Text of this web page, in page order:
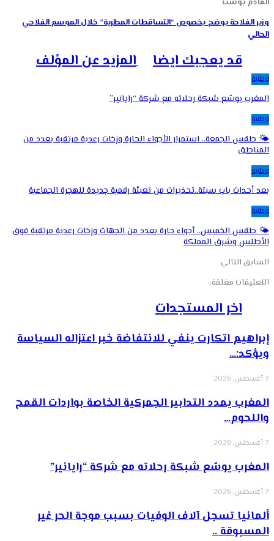
وزير الفلاحة يوضح بخصوص “التساقطات المطرية” خلال الموسم الفلاحي
الحالي
قد يعجبك ايضا المزيد عن المؤلف
وطنية
المغرب يوسّع شبكة رحلاته مع شركة “رايانير”
وطنية
🌤️ طقس الجمعة.. استمرار الأجواء الحارة وزخات رعدية مرتقبة بعدد من
المناطق
وطنية
بعد أحداث باب سبتة..تحذيرات من تعبئة رقمية جديدة للهجرة الجماعية
وطنية
🌤️ طقس الخميس.. أجواء حارة بعدد من الجهات وزخات رعدية مرتقبة فوق
الأطلس وشرق المملكة
السابق التالي
التعليقات مغلقة.
اخر المستجدات
إبراهيم اتكارت ينفي للانتفاضة خبر اعتزاله السياسة
ويؤكد:…
7 أغسطس, 2026
المغرب يمدد التدابير الجمركية الخاصة بواردات القمح
واللحوم…
7 أغسطس, 2026
المغرب يوسّع شبكة رحلاته مع شركة “رايانير”
7 أغسطس, 2026
ألمانيا تسجل آلاف الوفيات بسبب موجة الحر غير
المسبوقة ..